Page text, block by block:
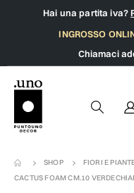
Hai una partita iva?
INGROSSO
Chiamaci
SHOP FIORI E
CACTUS FOAM CM.10